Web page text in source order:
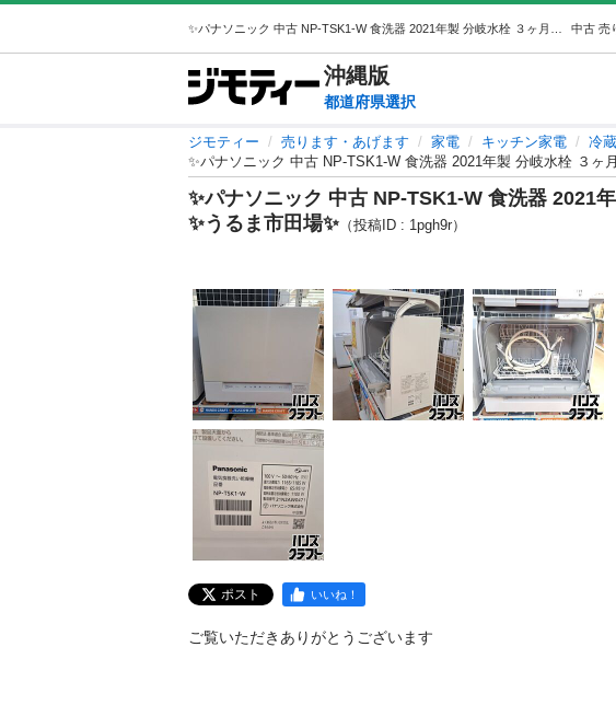
中古 売
沖縄版
都道府県選択
ジモティー 売ります・あげます 家電 キッチン家電 冷
✨パナソニック 中古 NP-TSK1-W 食洗器 2021年製 分岐水栓 ３ヶ
✨パナソニック 中古 NP-TSK1-W 食洗器 2021
✨うるま市田場✨ （投稿ID : 1pgh9r）
ポスト いいね！
ご覧いただきありがとうございます